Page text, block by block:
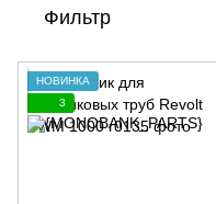
Фильтр
НОВИНКА
3